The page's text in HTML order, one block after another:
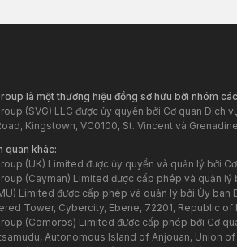
là một thương hiệu đồng sở hữu bởi nhóm
(SVG) LLC được ủy quyền bởi Cơ quan
Kingstown, VC0100, St. Vincent và
quan khác:
(UK) Limited được ủy quyền và quản lý bởi
(Cayman) Limited được cấp phép và quản
Limited được cấp phép và quản lý bởi Ủy
Tower, Cybercity, Ebene, 72201, Republic
(Comoros) Limited được cấp phép bởi Cơ
Autonomous Island of Anjouan, Union